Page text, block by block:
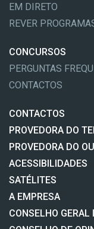
EM DIRETO
REVER
CONCURSOS
PERGUNTAS
CONTACTOS
CONTACTOS
PROVEDORA DO
PROVEDORA DO
ACESSIBILIDADES
SATÉLITES
A EMPRESA
CONSELHO GERAL